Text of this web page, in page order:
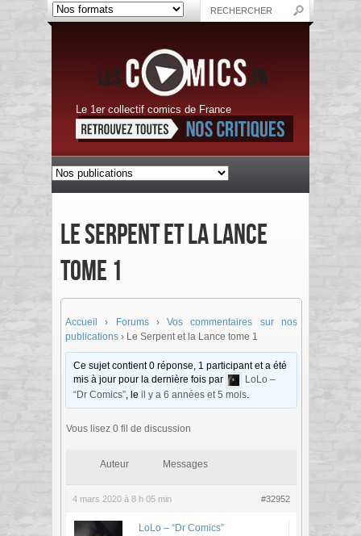
Le 1er collectif comics de France
Le Serpent et la Lance
tome 1
Accueil › Forums ›
Vos commentaires sur nos
publications › Le Serpent et la Lance tome 1
Ce sujet contient 0 réponse, 1 participant et a été
mis à jour pour la dernière fois par
LoLo –
“Dr Comics”, leil y a 6 années et 5 mois.
Vous lisez 0 fil de discussion
Auteur Messages
4 mars 2020 à 8 h 05 min #32952
LoLo – “Dr Comics”